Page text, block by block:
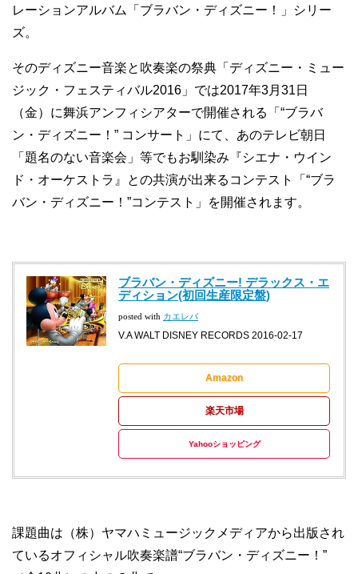
レーションアルバム「ブラバン・ディズニー！」シリー
ズ。
そのディズニー音楽と吹奏楽の祭典「ディズニー・ミュー
ジック・フェスティバル2016」では2017年3月31日
（金）に舞浜アンフィシアターで開催される「“ブラバ
ン・ディズニー！” コンサート」にて、あのテレビ朝日
「題名のない音楽会」等でもお馴染み『シエナ・ウイン
ド・オーケストラ』との共演が出来るコンテスト「“ブラ
バン・ディズニー！”コンテスト」を開催されます。
ブラバン・ディズニー! デラックス・エ
ディション(初回生産限定盤)
posted with カエレバ
V.A WALT DISNEY RECORDS 2016-02-17
Amazon
楽天市場
Yahooショッピング
課題曲は（株）ヤマハミュージックメディアから出版され
ているオフィシャル吹奏楽譜“ブラバン・ディズニー！”